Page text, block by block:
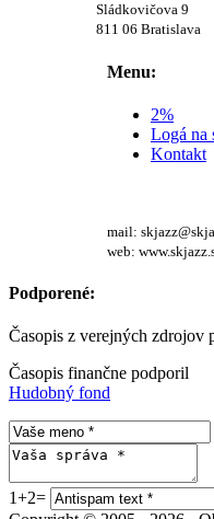
Sládkovičova 9
811 06 Bratislava
Menu:
2%
Logá na
Kontakt
mail:
web:
Podporené:
Časopis z verejných zdrojov
Časopis finančne podporil
Hudobný fond
1+2=